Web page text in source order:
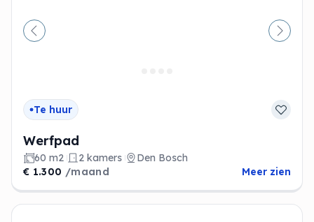
Vorige
Te huur
Werfpad
60 m2 2 kamers
Den Bosch
€ 1.300 /maand Meer zien